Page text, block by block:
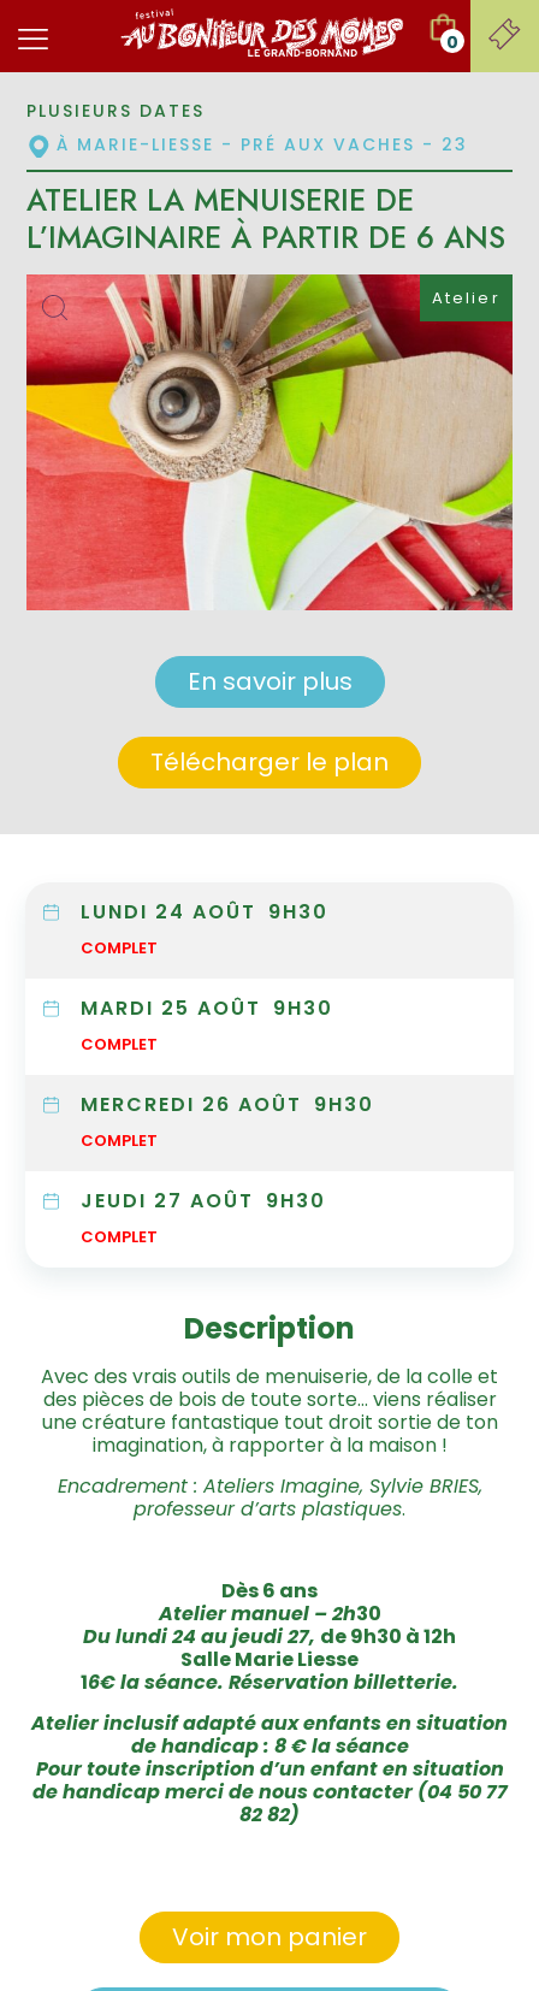
0
Télécharger le plan
En savoir plus
Atelier
PLUSIEURS DATES
À MARIE-LIESSE - PRÉ AUX VACHES - 23
ATELIER LA MENUISERIE DE
L’IMAGINAIRE À PARTIR DE 6 ANS
LUNDI 24 AOÛT 9H30
COMPLET
MARDI 25 AOÛT 9H30
COMPLET
MERCREDI 26 AOÛT 9H30
COMPLET
JEUDI 27 AOÛT 9H30
COMPLET
Description
Avec des vrais outils de menuiserie, de la colle et
des pièces de bois de toute sorte… viens réaliser
une créature fantastique tout droit sortie de ton
imagination, à rapporter à la maison !
Encadrement : Ateliers Imagine, Sylvie BRIES,
professeur d’arts plastiques.
Dès 6 ans
Atelier manuel – 2h30
Du lundi 24 au jeudi 27, de 9h30 à 12h
Salle Marie Liesse
16€ la séance. Réservation billetterie.
Atelier inclusif adapté aux enfants en situation
de handicap : 8 € la séance
Pour toute inscription d’un enfant en situation
de handicap merci de nous contacter (04 50 77
82 82)
Voir mon panier